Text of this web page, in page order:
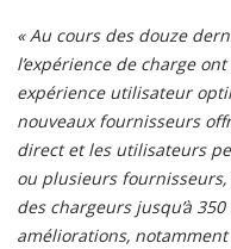
« Au cours des douze
l’expérience de charge
expérience utilisateur
nouveaux fournisseurs
direct et les utilisateurs
ou plusieurs
des chargeurs jusqu’à
améliorations, notamment